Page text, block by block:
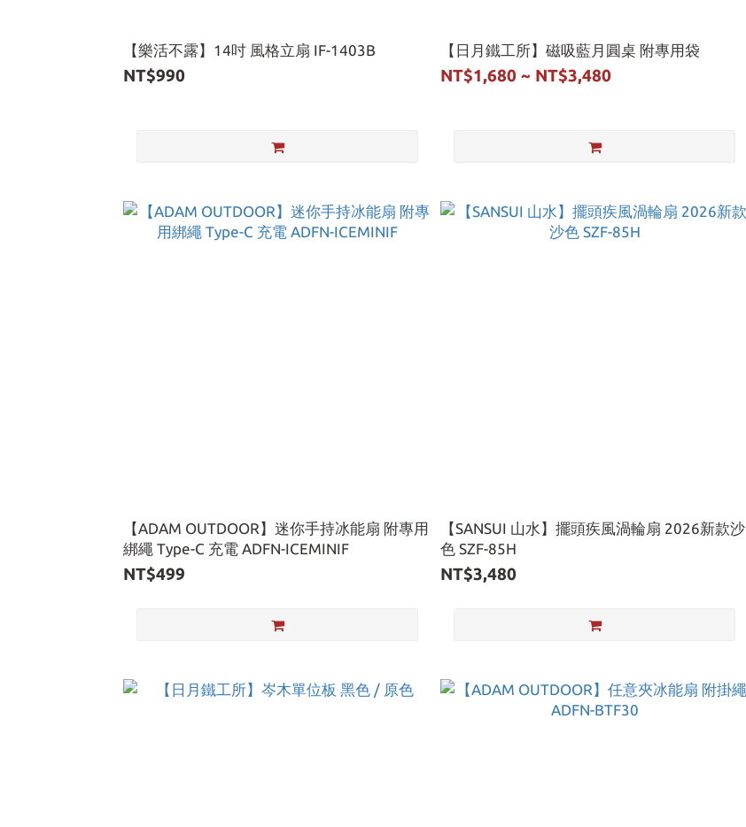
【樂活不露】14吋 風格立扇 IF-1403B
NT$990
【日月鐵工所】磁吸藍月圓桌 附專用袋
NT$1,680 ~ NT$3,480
【ADAM OUTDOOR】迷你手持冰能扇 附專用
綁繩 Type-C 充電 ADFN-ICEMINIF
NT$499
【SANSUI 山水】擺頭疾風渦輪扇 2026新款沙
色 SZF-85H
NT$3,480